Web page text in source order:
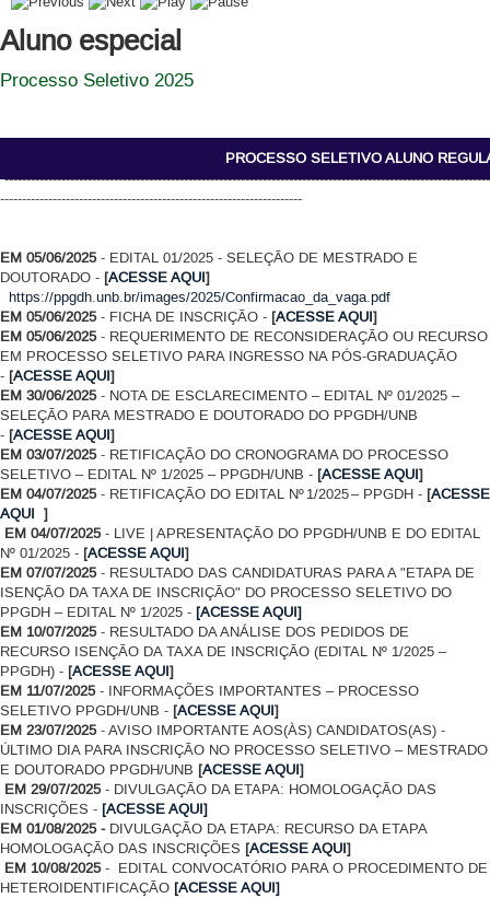
Aluno especial
Processo Seletivo 2025
PROCESSO SELETIVO ALUNO
---------------------------------------------------------------------------------------------------------------
---------------------------------------------------------------------
EM 05/06/2025- EDITAL 01/2025 - SELEÇÃO DE MESTRADO E
DOUTORADO - [ACESSE AQUI]
https://ppgdh.unb.br/images/2025/Confirmacao_da_vaga.pdf
EM 05/06/2025- FICHA DE INSCRIÇÃO - [ACESSE AQUI]
EM 05/06/2025- REQUERIMENTO DE RECONSIDERAÇÃO OU RECURSO
EM PROCESSO SELETIVO PARA INGRESSO NA PÓS-GRADUAÇÃO
- [ACESSE AQUI]
EM 30/06/2025- NOTA DE ESCLARECIMENTO – EDITAL Nº 01/2025 –
SELEÇÃO PARA MESTRADO E DOUTORADO DO PPGDH/UNB
- [ACESSE AQUI]
EM 03/07/2025- RETIFICAÇÃO DO CRONOGRAMA DO PROCESSO
SELETIVO – EDITAL Nº 1/2025 – PPGDH/UNB - [ACESSE AQUI]
EM 04/07/2025- RETIFICAÇÃO DO EDITAL Nº 1/2025 – PPGDH - [ACESSE
AQUI ]
EM 04/07/2025- LIVE | APRESENTAÇÃO DO PPGDH/UNB E DO EDITAL
Nº 01/2025 - [ACESSE AQUI]
EM 07/07/2025- RESULTADO DAS CANDIDATURAS PARA A "ETAPA DE
ISENÇÃO DA TAXA DE INSCRIÇÃO" DO PROCESSO SELETIVO DO
PPGDH – EDITAL Nº 1/2025 - [ACESSE AQUI]
EM 10/07/2025- RESULTADO DA ANÁLISE DOS PEDIDOS DE
RECURSO ISENÇÃO DA TAXA DE INSCRIÇÃO (EDITAL Nº 1/2025 –
PPGDH) - [ACESSE AQUI]
EM 11/07/2025- INFORMAÇÕES IMPORTANTES – PROCESSO
SELETIVO PPGDH/UNB - [ACESSE AQUI]
EM 23/07/2025- AVISO IMPORTANTE AOS(ÀS) CANDIDATOS(AS) -
ÚLTIMO DIA PARA INSCRIÇÃO NO PROCESSO SELETIVO – MESTRADO
E DOUTORADO PPGDH/UNB [ACESSE AQUI]
EM 29/07/2025- DIVULGAÇÃO DA ETAPA: HOMOLOGAÇÃO DAS
INSCRIÇÕES - [ACESSE AQUI]
EM 01/08/2025 -DIVULGAÇÃO DA ETAPA: RECURSO DA ETAPA
HOMOLOGAÇÃO DAS INSCRIÇÕES [ACESSE AQUI]
EM 10/08/2025- EDITAL CONVOCATÓRIO PARA O PROCEDIMENTO DE
HETEROIDENTIFICAÇÃO [ACESSE AQUI]